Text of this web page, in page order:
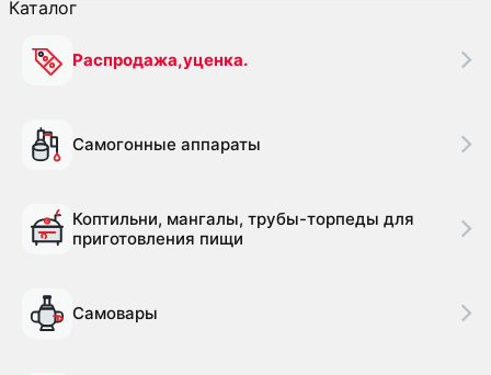
Каталог
Распродажа,уценка.
Самогонные аппараты
Коптильни, мангалы, трубы-торпеды для
приготовления пищи
Самовары